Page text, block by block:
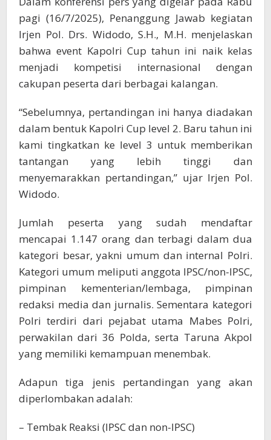
pagi (16/7/2025), Penanggung Jawab kegiatan
Irjen Pol. Drs. Widodo, S.H., M.H. menjelaskan
bahwa event Kapolri Cup tahun ini naik kelas
menjadi kompetisi internasional dengan
cakupan peserta dari berbagai kalangan.
“Sebelumnya, pertandingan ini hanya diadakan
dalam bentuk Kapolri Cup level 2. Baru tahun ini
kami tingkatkan ke level 3 untuk memberikan
tantangan yang lebih tinggi dan
menyemarakkan pertandingan,” ujar Irjen Pol.
Widodo.
Jumlah peserta yang sudah mendaftar
mencapai 1.147 orang dan terbagi dalam dua
kategori besar, yakni umum dan internal Polri.
Kategori umum meliputi anggota IPSC/non-IPSC,
pimpinan kementerian/lembaga, pimpinan
redaksi media dan jurnalis. Sementara kategori
Polri terdiri dari pejabat utama Mabes Polri,
perwakilan dari 36 Polda, serta Taruna Akpol
yang memiliki kemampuan menembak.
Adapun tiga jenis pertandingan yang akan
diperlombakan adalah:
– Tembak Reaksi (IPSC dan non-IPSC)